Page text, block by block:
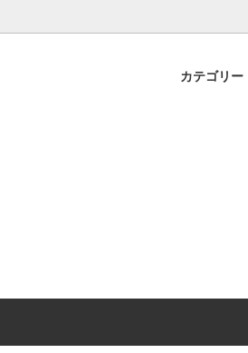
カテゴリー